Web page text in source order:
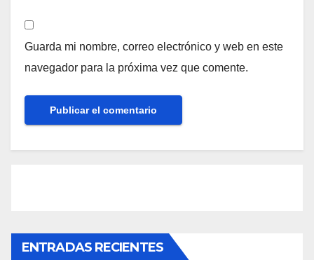
Guarda mi nombre, correo electrónico y web en este
navegador para la próxima vez que comente.
ENTRADAS RECIENTES